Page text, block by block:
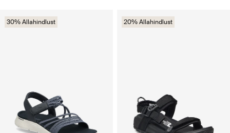
30% Allahindlust 20% Allahindlust